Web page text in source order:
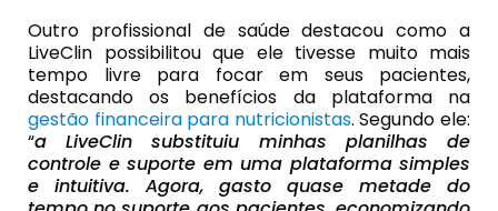
Outro profissional de saúde destacou como a
LiveClin possibilitou que ele tivesse muito mais
tempo livre para focar em seus pacientes,
destacando os benefícios da plataforma na
gestão financeira para nutricionistas. Segundo ele:
“a LiveClin substituiu minhas planilhas de
controle e suporte em uma plataforma simples
e intuitiva. Agora, gasto quase metade do